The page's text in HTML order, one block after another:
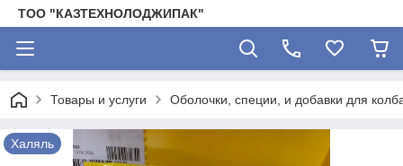
ТОО "КАЗТЕХНОЛОДЖИПАК"
Товары и услуги Оболочки, специи, и добавки для
Халяль